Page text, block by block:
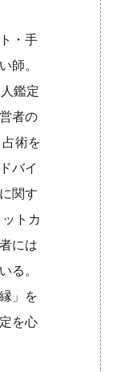
・手
師。
鑑定
者の
術を
バイ
関す
トカ
には
る。
」を
を心